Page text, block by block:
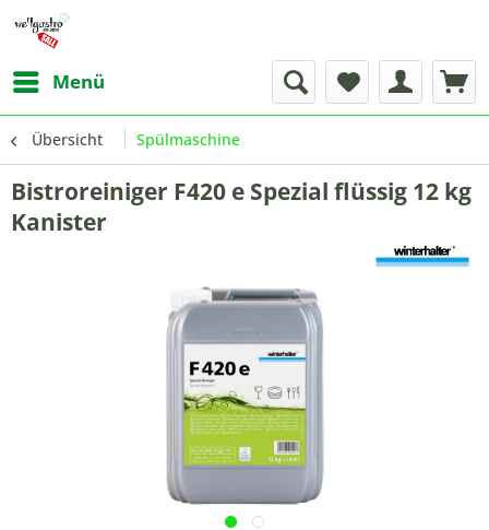
Menü
Übersicht Spülmaschine
Bistroreiniger F420 e Spezial flüssig 12 kg
Kanister